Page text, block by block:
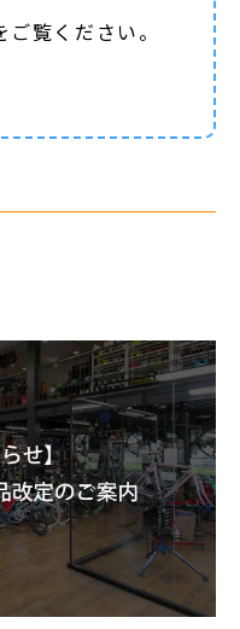
ご覧ください。